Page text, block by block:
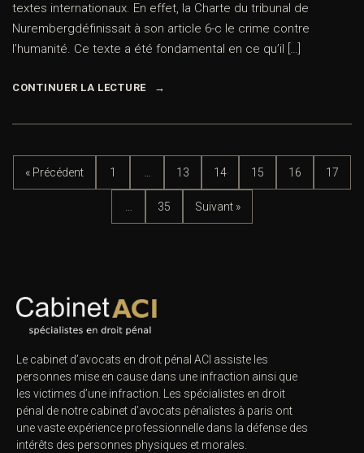
textes internationaux. En effet, la Charte du tribunal de
Nurembergdéfinissait à son article 6-c le crime contre
l’humanité. Ce texte a été fondamental en ce qu’il […]
CONTINUER LA LECTURE
« Précédent 1 13 14 15 16 17
35 Suivant »
Le cabinet d’avocats en droit pénal ACI assiste les
personnes mise en cause dans une infraction ainsi que
les victimes d’une infraction. Les spécialistes en droit
pénal de notre cabinet d’avocats pénalistes à paris ont
une vaste expérience professionnelle dans la défense des
intérêts des personnes physiques et morales.